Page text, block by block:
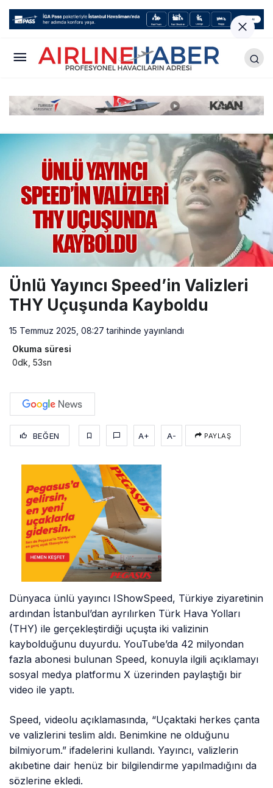
Ünlü Yayıncı Speed’in Valizleri
THY Uçuşunda Kayboldu
15 Temmuz 2025, 08:27 tarihinde yayınlandı
Okuma süresi
0dk, 53sn
BEĞEN A+ A- PAYLAŞ
Dünyaca ünlü yayıncı IShowSpeed, Türkiye ziyaretinin
ardından İstanbul’dan ayrılırken Türk Hava Yolları
(THY) ile gerçekleştirdiği uçuşta iki valizinin
kaybolduğunu duyurdu. YouTube’da 42 milyondan
fazla abonesi bulunan Speed, konuyla ilgili açıklamayı
sosyal medya platformu X üzerinden paylaştığı bir
video ile yaptı.
Speed, videolu açıklamasında, “Uçaktaki herkes çanta
ve valizlerini teslim aldı. Benimkine ne olduğunu
bilmiyorum.” ifadelerini kullandı. Yayıncı, valizlerin
akıbetine dair henüz bir bilgilendirme yapılmadığını da
sözlerine ekledi.